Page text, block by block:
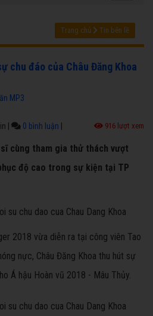
Trang chủ Tin bên lề
chu đáo của Châu Đăng Khoa
MP3
0 bình luận 916 lượt xem
cùng tham gia thử thách vượt
độ cao trong sự kiện tại TP
2018 vừa diễn ra tại công viên Tao
nực, Châu Đăng Khoa thu hút sự
Á hậu Hoàn vũ 2018 - Mâu Thủy.